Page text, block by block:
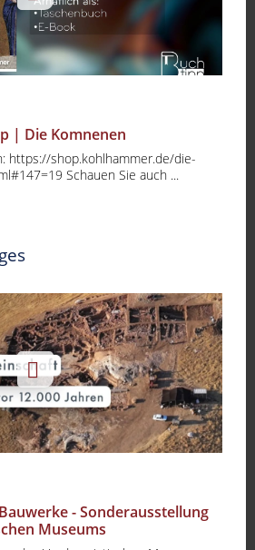
| Die Komnenen
https://shop.kohlhammer.de/die-
Schauen Sie auch ...
- Sonderausstellung
Museums